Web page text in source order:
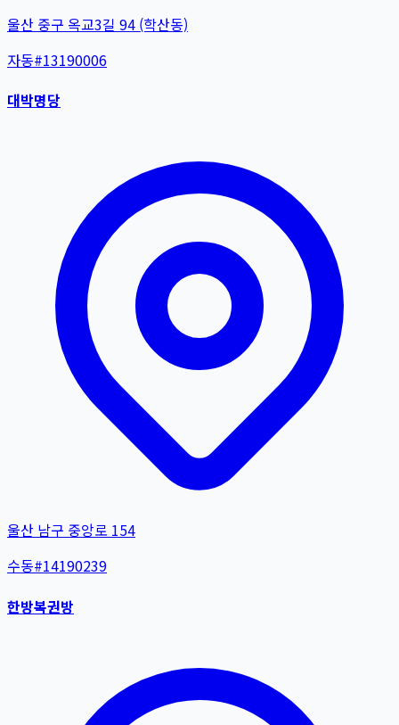
울산 중구 옥교3길 94 (학산동)
자동#13190006
대박명당
울산 남구 중앙로 154
수동#14190239
한방복권방